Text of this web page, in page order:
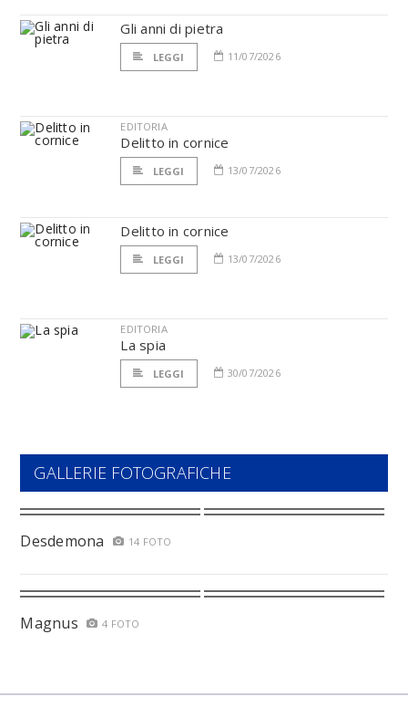
Gli anni di pietra
LEGGI 11/07/2026
EDITORIA
Delitto in cornice
LEGGI 13/07/2026
Delitto in cornice
LEGGI 13/07/2026
EDITORIA
La spia
LEGGI 30/07/2026
GALLERIE FOTOGRAFICHE
Desdemona 14 FOTO
Magnus 4 FOTO